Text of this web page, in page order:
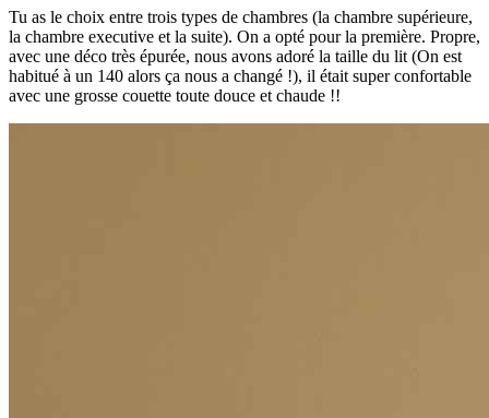
Tu as le choix entre trois types de chambres (la chambre supérieure,
la chambre executive et la suite). On a opté pour la première. Propre,
avec une déco très épurée, nous avons adoré la taille du lit (On est
habitué à un 140 alors ça nous a changé !), il était super confortable
avec une grosse couette toute douce et chaude !!